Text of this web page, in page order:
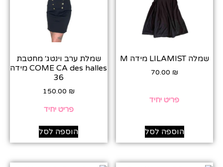
שמלה LILAMIST מידה M
70.00 ₪
פריט יחיד
הוספה לסל
שמלת ערב וינטג׳ מחטבת
COME CA des halles מידה
36
150.00 ₪
פריט יחיד
הוספה לסל